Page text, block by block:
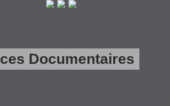
Documentaires